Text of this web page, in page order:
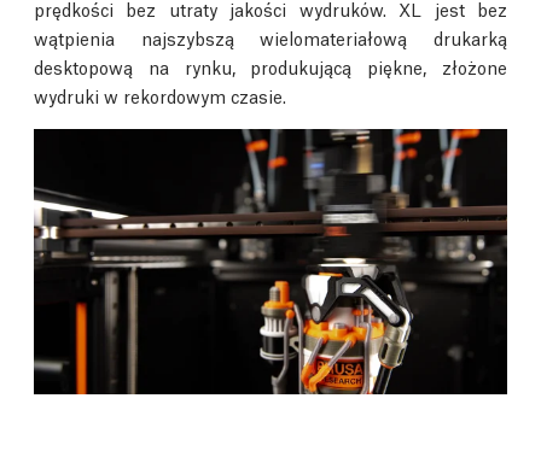
prędkości bez utraty jakości wydruków. XL jest bez
wątpienia najszybszą wielomateriałową drukarką
desktopową na rynku, produkującą piękne, złożone
wydruki w rekordowym czasie.